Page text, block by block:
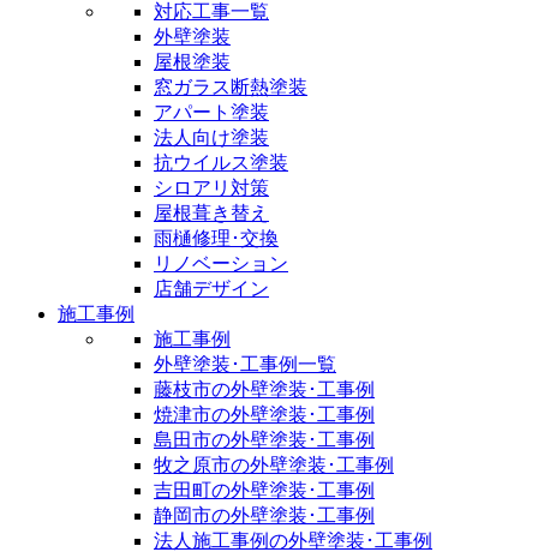
対応工事一覧
外壁塗装
屋根塗装
窓ガラス断熱塗装
アパート塗装
法人向け塗装
抗ウイルス塗装
シロアリ対策
屋根葺き替え
雨樋修理･交換
リノベーション
店舗デザイン
施工事例
施工事例
外壁塗装･工事例一覧
藤枝市の外壁塗装･工事例
焼津市の外壁塗装･工事例
島田市の外壁塗装･工事例
牧之原市の外壁塗装･工事例
吉田町の外壁塗装･工事例
静岡市の外壁塗装･工事例
法人施工事例の外壁塗装･工事例